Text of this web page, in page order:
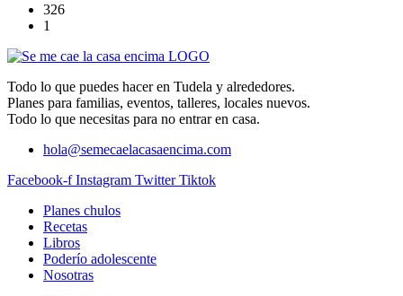
326
1
Todo lo que puedes hacer en Tudela y alrededores.
Planes para familias, eventos, talleres, locales nuevos.
Todo lo que necesitas para no entrar en casa.
hola@semecaelacasaencima.com
Facebook-f Instagram Twitter Tiktok
Planes chulos
Recetas
Libros
Poderío adolescente
Nosotras